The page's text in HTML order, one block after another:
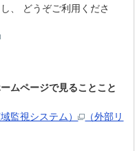
、 どうぞご利用くださ
ムページで見ることこと
監視システム）
（外部リ